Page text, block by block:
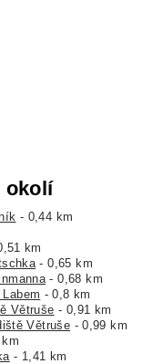
okolí
- 0,44 km
km
- 0,65 km
- 0,68 km
- 0,8 km
Větruše - 0,91 km
Větruše - 0,99 km
- 1,41 km